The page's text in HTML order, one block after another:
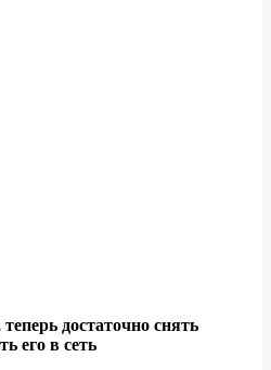
достаточно снять
его в сеть